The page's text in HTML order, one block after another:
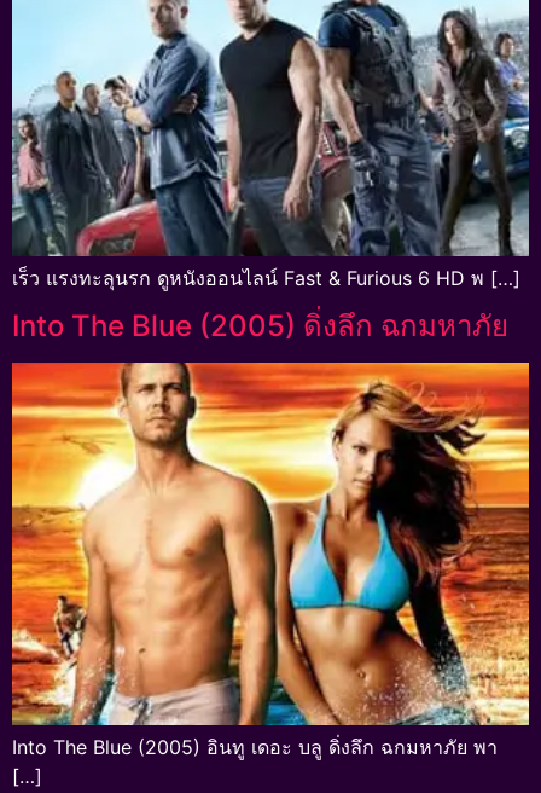
เร็ว แรงทะลุนรก ดูหนังออนไลน์ Fast & Furious 6 HD พ […]
Into The Blue (2005) ดิ่งลึก ฉกมหาภัย
Into The Blue (2005) อินทู เดอะ บลู ดิ่งลึก ฉกมหาภัย พา
[…]